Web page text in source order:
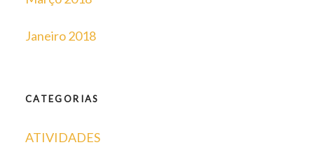
Janeiro 2018
CATEGORIAS
ATIVIDADES